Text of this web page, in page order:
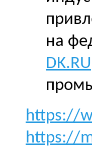
на
DK.RU
https://
https://